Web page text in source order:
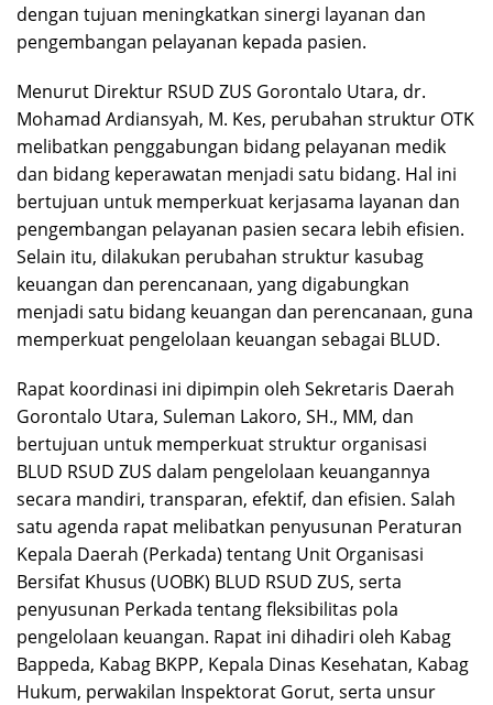
dengan tujuan meningkatkan sinergi layanan dan
pengembangan pelayanan kepada pasien.
Menurut Direktur RSUD ZUS Gorontalo Utara, dr.
Mohamad Ardiansyah, M. Kes, perubahan struktur OTK
melibatkan penggabungan bidang pelayanan medik
dan bidang keperawatan menjadi satu bidang. Hal ini
bertujuan untuk memperkuat kerjasama layanan dan
pengembangan pelayanan pasien secara lebih efisien.
Selain itu, dilakukan perubahan struktur kasubag
keuangan dan perencanaan, yang digabungkan
menjadi satu bidang keuangan dan perencanaan, guna
memperkuat pengelolaan keuangan sebagai BLUD.
Rapat koordinasi ini dipimpin oleh Sekretaris Daerah
Gorontalo Utara, Suleman Lakoro, SH., MM, dan
bertujuan untuk memperkuat struktur organisasi
BLUD RSUD ZUS dalam pengelolaan keuangannya
secara mandiri, transparan, efektif, dan efisien. Salah
satu agenda rapat melibatkan penyusunan Peraturan
Kepala Daerah (Perkada) tentang Unit Organisasi
Bersifat Khusus (UOBK) BLUD RSUD ZUS, serta
penyusunan Perkada tentang fleksibilitas pola
pengelolaan keuangan. Rapat ini dihadiri oleh Kabag
Bappeda, Kabag BKPP, Kepala Dinas Kesehatan, Kabag
Hukum, perwakilan Inspektorat Gorut, serta unsur